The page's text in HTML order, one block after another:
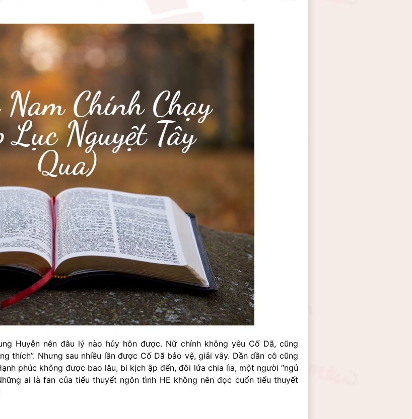
Huyễn nên đâu lý nào hủy hôn được. Nữ chính không yêu Cố Dã, cũng
thích”. Nhưng sau nhiều lần được Cố Dã bảo vệ, giải vây. Dần dần cô cũng
phúc không được bao lâu, bi kịch ập đến, đôi lứa chia lìa, một người “ngủ
ai là fan của tiểu thuyết ngôn tình HE không nên đọc cuốn tiểu thuyết